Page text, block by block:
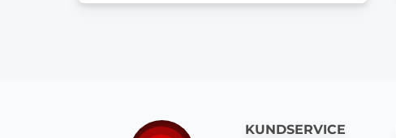
KUNDSERVICE